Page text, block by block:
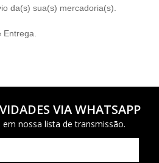
da(s) sua(s) mercadoria(s).
VIA WHATSAPP
em nossa lista de transmissão.